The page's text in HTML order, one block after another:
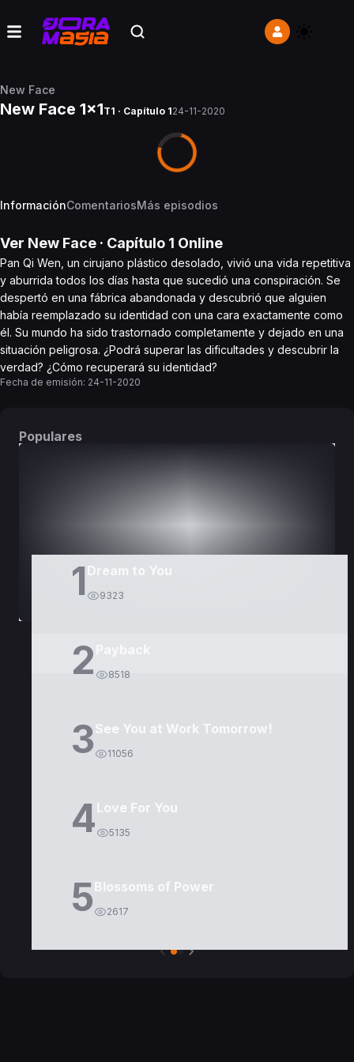
New Face
New Face 1x1T1 · Capítulo 124-11-2020
InformaciónComentariosMás episodios
Ver New Face · Capítulo 1 Online
Pan Qi Wen, un cirujano plástico desolado, vivió una vida repetitiva
y aburrida todos los días hasta que sucedió una conspiración. Se
despertó en una fábrica abandonada y descubrió que alguien
había reemplazado su identidad con una cara exactamente como
él. Su mundo ha sido trastornado completamente y dejado en una
situación peligrosa. ¿Podrá superar las dificultades y descubrir la
verdad? ¿Cómo recuperará su identidad?
Fecha de emisión: 24-11-2020
Populares
1 Dream to You
9323
2 8518
3See You at Work Tomorrow!
11056
4Love For You
5135
5Blossoms of Power
2617